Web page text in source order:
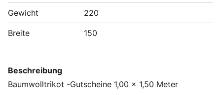
Gewicht 220
Breite 150
Beschreibung
Baumwolltrikot -Gutscheine 1,00 x 1,50 Meter